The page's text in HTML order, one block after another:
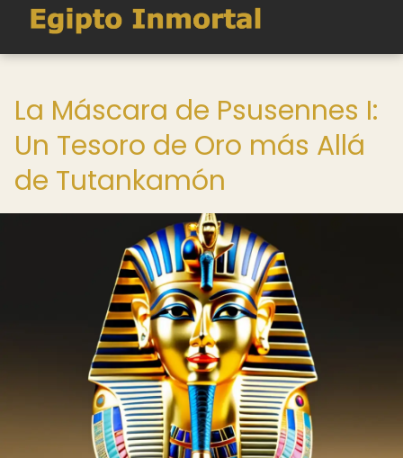
La Máscara de Psusennes I:
Un Tesoro de Oro más Allá
de Tutankamón